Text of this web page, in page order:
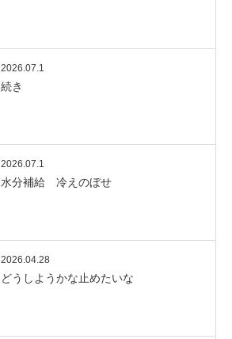
2026.07.1
続き
2026.07.1
水分補給 冷えのぼせ
2026.04.28
どうしようかな止めたいな